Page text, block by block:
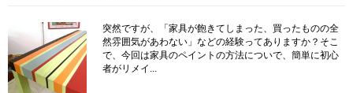
突然ですが、「家具が飽きてしまった、買ったものの全
然雰囲気があわない」などの経験ってありますか？そこ
で、今回は家具のペイントの方法についで、簡単に初心
者がリメイ...